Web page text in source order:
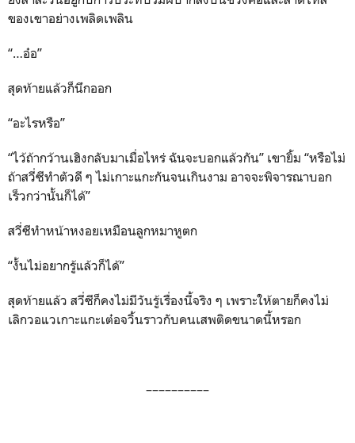
ของเขาอย่างเพลิดเพลิน
“…อ๋อ”
สุดท้ายแล้วก็นึกออก
“อะไรหรือ”
“ไว้ถ้ากว้านเฮิงกลับมาเมื่อไหร่ ฉันจะบอกแล้วกัน” เขายิ้ม “หรือไม่
ถ้าสวี่ซีทำตัวดี ๆ ไม่เกาะแกะกันจนเกินงาม อาจจะพิจารณาบอก
เร็วกว่านั้นก็ได้”
สวี่ซีทำหน้าหงอยเหมือนลูกหมาหูตก
“งั้นไม่อยากรู้แล้วก็ได้”
สุดท้ายแล้ว สวี่ซีก็คงไม่มีวันรู้เรื่องนี้จริง ๆ เพราะให้ตายก็คงไม่
เลิกวอแวเกาะแกะเต๋อจวิ้นราวกับคนเสพติดขนาดนี้หรอก
––––––––––